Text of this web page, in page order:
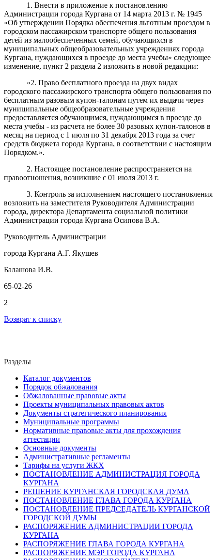
1. Внести в приложение к постановлению
Администрации города Кургана от 14 марта 2013 г. № 1945
«Об утверждении Порядка обеспечения льготным проездом в
городском пассажирском транспорте общего пользования
детей из малообеспеченных семей, обучающихся в
муниципальных общеобразовательных учреждениях города
Кургана, нуждающихся в проезде до места учебы» следующее
изменение, пункт 2 раздела 2 изложить в новой редакции:
«2. Право бесплатного проезда на двух видах
городского пассажирского транспорта общего пользования по
бесплатным разовым купон-талонам путем их выдачи через
муниципальные общеобразовательные учреждения
предоставляется обучающимся, нуждающимся в проезде до
места учебы - из расчета не более 30 разовых купон-талонов в
месяц на период с 1 июля по 31 декабря 2013 года за счет
средств бюджета города Кургана, в соответствии с настоящим
Порядком.».
2. Настоящее постановление распространяется на
правоотношения, возникшие с 01 июля 2013 г.
3. Контроль за исполнением настоящего постановления
возложить на заместителя Руководителя Администрации
города, директора Департамента социальной политики
Администрации города Кургана Осипова В.А.
Руководитель Администрации
города Кургана А.Г. Якушев
Балашова И.В.
65-02-26
2
Возврат к списку
Разделы
Каталог документов
Порядок обжалования
Обжалованные правовые акты
Проекты муниципальных правовых актов
Документы стратегического планирования
Муниципальные программы
Нормативные правовые акты для прохождения
аттестации
Основные документы
Административные регламенты
Тарифы на услуги ЖКХ
ПОСТАНОВЛЕНИЕ АДМИНИСТРАЦИЯ ГОРОДА
КУРГАНА
РЕШЕНИЕ КУРГАНСКАЯ ГОРОДСКАЯ ДУМА
ПОСТАНОВЛЕНИЕ ГЛАВА ГОРОДА КУРГАНА
ПОСТАНОВЛЕНИЕ ПРЕДСЕДАТЕЛЬ КУРГАНСКОЙ
ГОРОДСКОЙ ДУМЫ
РАСПОРЯЖЕНИЕ АДМИНИСТРАЦИИ ГОРОДА
КУРГАНА
РАСПОРЯЖЕНИЕ ГЛАВА ГОРОДА КУРГАНА
РАСПОРЯЖЕНИЕ МЭР ГОРОДА КУРГАНА